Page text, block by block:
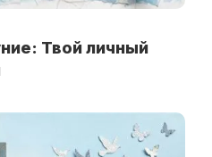
Твой личный